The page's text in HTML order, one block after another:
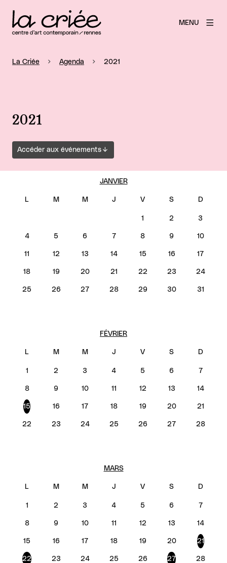
MENU
La Criée Agenda 2021
2021
Accéder aux événements
JANVIER
1 2 3
4 5 6 7 8 9 10
11 12 13 14 15 16 17
18 19 20 21 22 23 24
25 26 27 28 29 30 31
FÉVRIER
1 2 3 4 5 6 7
8 9 10 11 12 13 14
15 16 17 18 19 20 21
22 23 24 25 26 27 28
MARS
1 2 3 4 5 6 7
8 9 10 11 12 13 14
15 16 17 18 19 20 21
22 23 24 25 26 27 28